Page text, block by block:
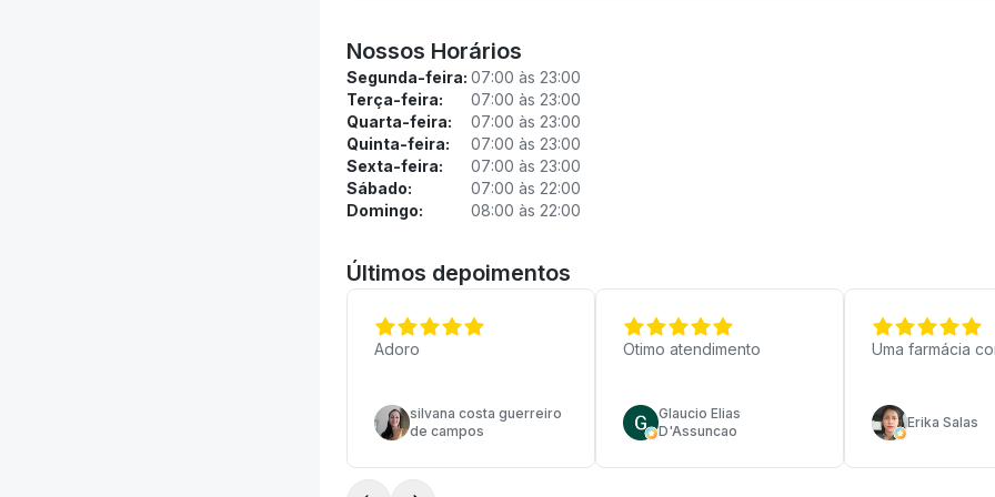
Nossos Horários
Segunda-feira: 07:00 às 23:00
Terça-feira:
07:00 às 23:00
Quarta-feira:
07:00 às 23:00
Quinta-feira:
07:00 às 23:00
Sexta-feira:
07:00 às 23:00
Sábado:
07:00 às 22:00
Domingo:
08:00 às 22:00
Últimos depoimentos
Adoro
silvana costa guerreiro
de campos
Otimo atendimento
Glaucio Elias
D'Assuncao
Uma farmácia
Erika Salas